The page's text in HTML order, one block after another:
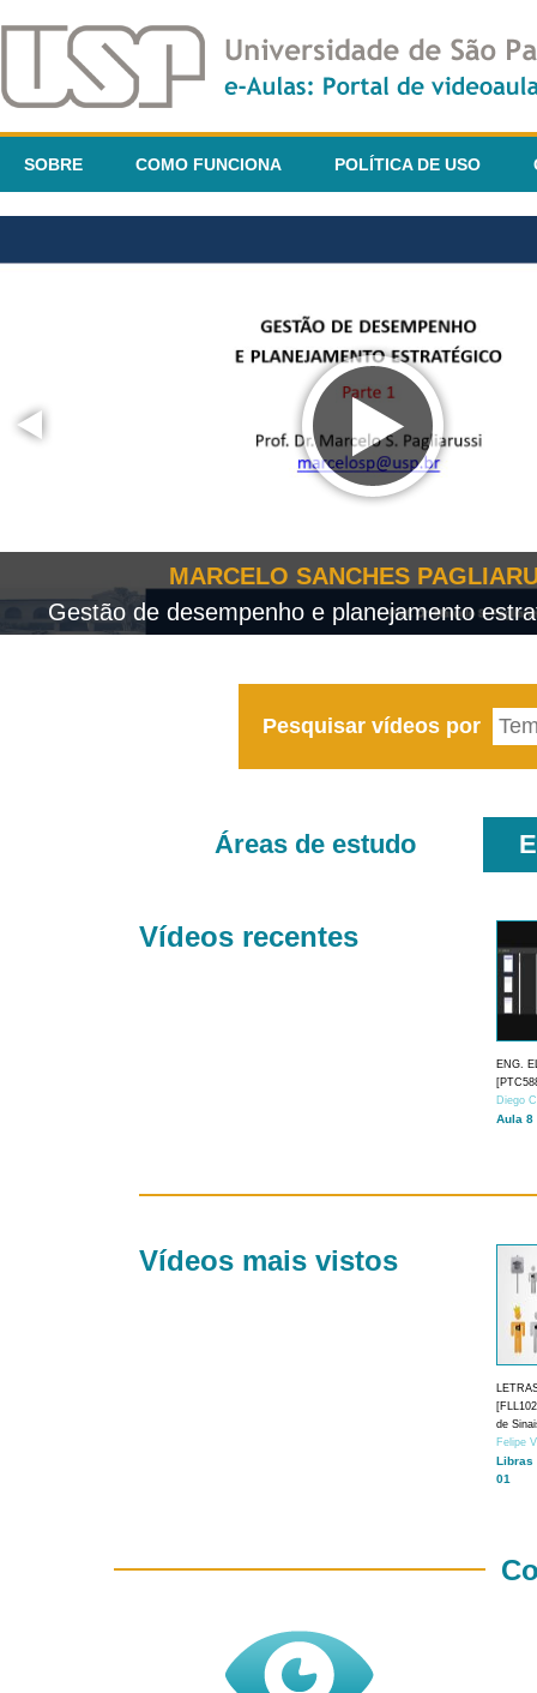
SOBRE COMO FUNCIONA POLÍTICA DE USO
MARCELO SANCHES
Gestão de desempenho e planejamento
Pesquisar vídeos por
Áreas de estudo
Vídeos recentes
ENG.
Diego
Aula 8
Vídeos mais vistos
de
Felipe
Libras
01